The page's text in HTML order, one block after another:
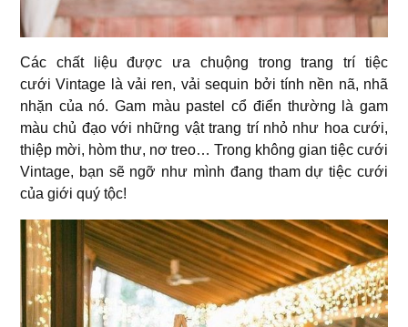
Các chất liệu được ưa chuộng trong trang trí tiệc
cưới Vintage là vải ren, vải sequin bởi tính nền nã, nhã
nhặn của nó. Gam màu pastel cổ điển thường là gam
màu chủ đạo với những vật trang trí nhỏ như hoa cưới,
thiệp mời, hòm thư, nơ treo… Trong không gian tiệc cưới
Vintage, bạn sẽ ngỡ như mình đang tham dự tiệc cưới
của giới quý tộc!